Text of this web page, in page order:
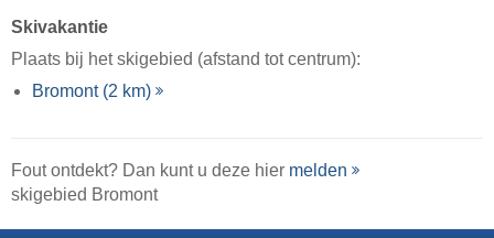
Skivakantie
Plaats bij het skigebied (afstand tot centrum):
Bromont (2 km)
Fout ontdekt? Dan kunt u deze hier melden
skigebied Bromont